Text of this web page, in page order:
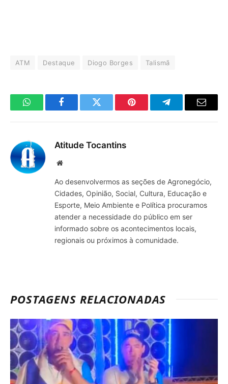
ATM Destaque Diogo Borges Talismã
WhatsAppFacebookTwitter Pinterest TelegramaE-
Atitude Tocantins
Site
Ao desenvolvermos as seções de Agronegócio,
Cidades, Opinião, Social, Cultura, Educação e
Esporte, Meio Ambiente e Política procuramos
atender a necessidade do público em ser
informado sobre os acontecimentos locais,
regionais ou próximos à comunidade.
POSTAGENS RELACIONADAS